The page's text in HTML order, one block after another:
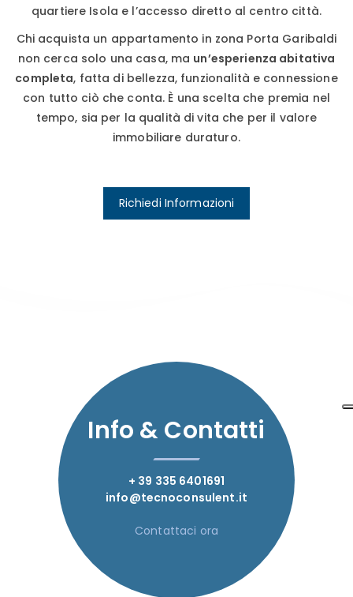
quartiere Isola e l’accesso diretto al centro città.
Chi acquista un appartamento in zona Porta Garibaldi
non cerca solo una casa, ma un’esperienza abitativa
completa, fatta di bellezza, funzionalità e connessione
con tutto ciò che conta. È una scelta che premia nel
tempo, sia per la qualità di vita che per il valore
immobiliare duraturo.
Richiedi Informazioni
Info & Contatti
+ 39 335 6401691
info@tecnoconsulent.it
Contattaci ora